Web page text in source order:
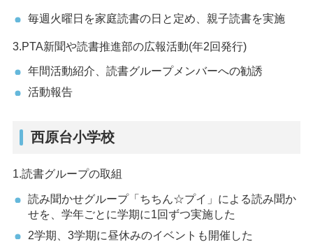
毎週火曜日を家庭読書の日と定め、親子読書を実施
3.PTA新聞や読書推進部の広報活動(年2回発行)
年間活動紹介、読書グループメンバーへの勧誘
活動報告
西原台小学校
1.読書グループの取組
読み聞かせグループ「ちちん☆プイ」による読み聞か
せを、学年ごとに学期に1回ずつ実施した
2学期、3学期に昼休みのイベントも開催した